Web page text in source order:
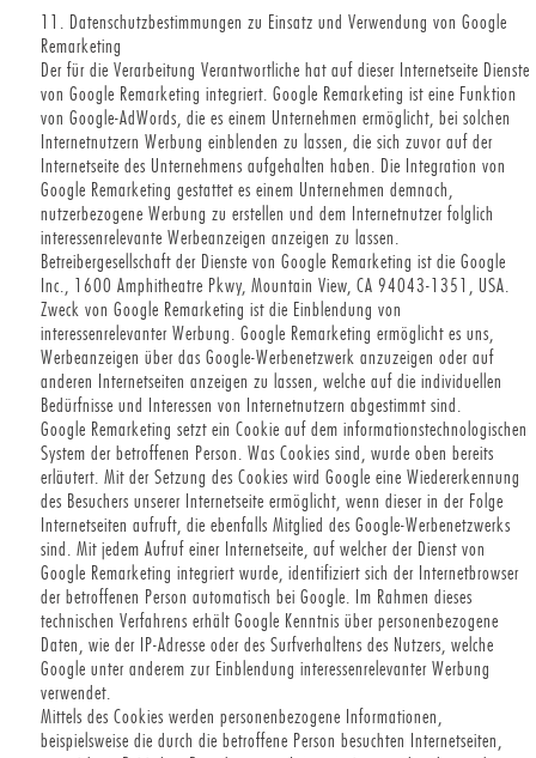
11. Datenschutzbestimmungen zu Einsatz und Verwendung von Google
Remarketing
Der für die Verarbeitung Verantwortliche hat auf dieser Internetseite Dienste
von Google Remarketing integriert. Google Remarketing ist eine Funktion
von Google-AdWords, die es einem Unternehmen ermöglicht, bei solchen
Internetnutzern Werbung einblenden zu lassen, die sich zuvor auf der
Internetseite des Unternehmens aufgehalten haben. Die Integration von
Google Remarketing gestattet es einem Unternehmen demnach,
nutzerbezogene Werbung zu erstellen und dem Internetnutzer folglich
interessenrelevante Werbeanzeigen anzeigen zu lassen.
Betreibergesellschaft der Dienste von Google Remarketing ist die Google
Inc., 1600 Amphitheatre Pkwy, Mountain View, CA 94043-1351, USA.
Zweck von Google Remarketing ist die Einblendung von
interessenrelevanter Werbung. Google Remarketing ermöglicht es uns,
Werbeanzeigen über das Google-Werbenetzwerk anzuzeigen oder auf
anderen Internetseiten anzeigen zu lassen, welche auf die individuellen
Bedürfnisse und Interessen von Internetnutzern abgestimmt sind.
Google Remarketing setzt ein Cookie auf dem informationstechnologischen
System der betroffenen Person. Was Cookies sind, wurde oben bereits
erläutert. Mit der Setzung des Cookies wird Google eine Wiedererkennung
des Besuchers unserer Internetseite ermöglicht, wenn dieser in der Folge
Internetseiten aufruft, die ebenfalls Mitglied des Google-Werbenetzwerks
sind. Mit jedem Aufruf einer Internetseite, auf welcher der Dienst von
Google Remarketing integriert wurde, identifiziert sich der Internetbrowser
der betroffenen Person automatisch bei Google. Im Rahmen dieses
technischen Verfahrens erhält Google Kenntnis über personenbezogene
Daten, wie der IP-Adresse oder des Surfverhaltens des Nutzers, welche
Google unter anderem zur Einblendung interessenrelevanter Werbung
verwendet.
Mittels des Cookies werden personenbezogene Informationen,
beispielsweise die durch die betroffene Person besuchten Internetseiten,